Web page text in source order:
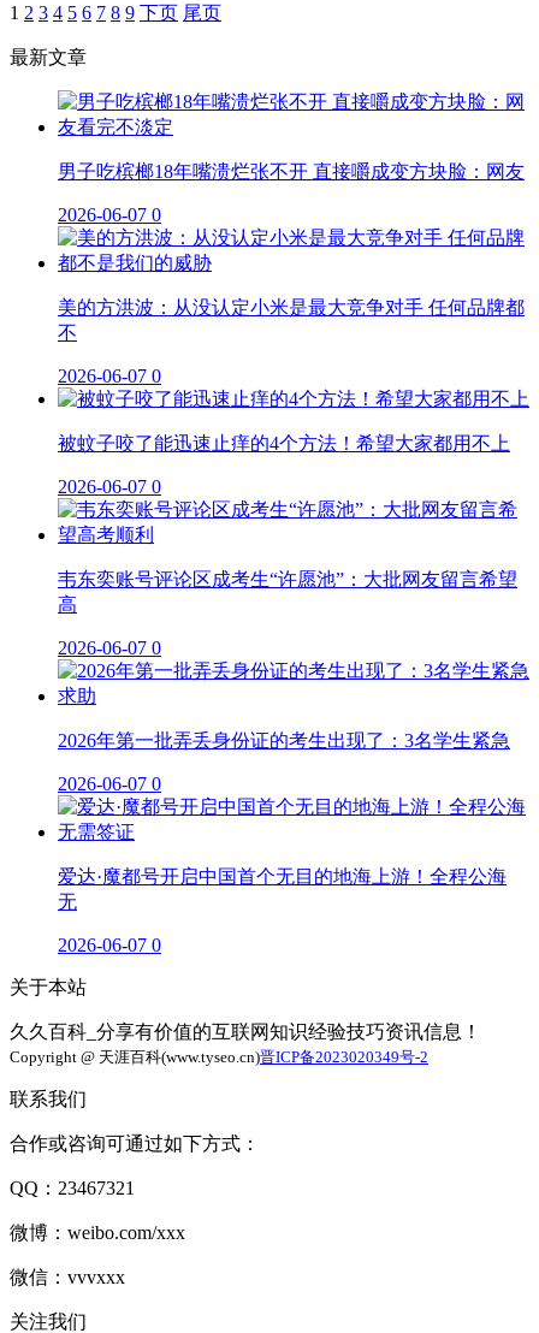
1 2 3 4 5 6 7 8 9 下页 尾页
最新文章
男子吃槟榔18年嘴溃烂张不开 直接嚼成变方块脸：网友
2026-06-07 0
美的方洪波：从没认定小米是最大竞争对手 任何品牌都
不
2026-06-07 0
被蚊子咬了能迅速止痒的4个方法！希望大家都用不上
2026-06-07 0
韦东奕账号评论区成考生“许愿池”：大批网友留言希望
高
2026-06-07 0
2026年第一批弄丢身份证的考生出现了：3名学生紧急
2026-06-07 0
爱达·魔都号开启中国首个无目的地海上游！全程公海
无
2026-06-07 0
关于本站
久久百科_分享有价值的互联网知识经验技巧资讯信息！
Copyright @ 天涯百科(www.tyseo.cn)晋ICP备2023020349号-2
联系我们
合作或咨询可通过如下方式：
QQ：23467321
微博：weibo.com/xxx
微信：vvvxxx
关注我们